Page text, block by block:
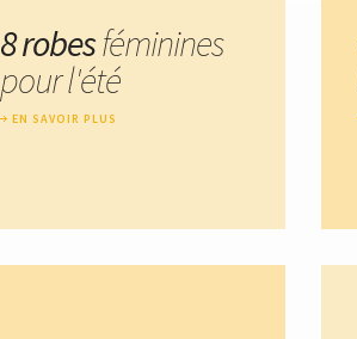
8 robesféminines
pour l'été
EN SAVOIR PLUS